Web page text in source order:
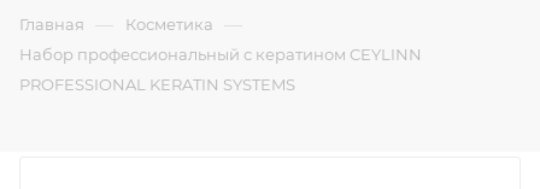
Главная — Косметика —
Набор профессиональный с кератином CEYLINN
PROFESSIONAL KERATIN SYSTEMS